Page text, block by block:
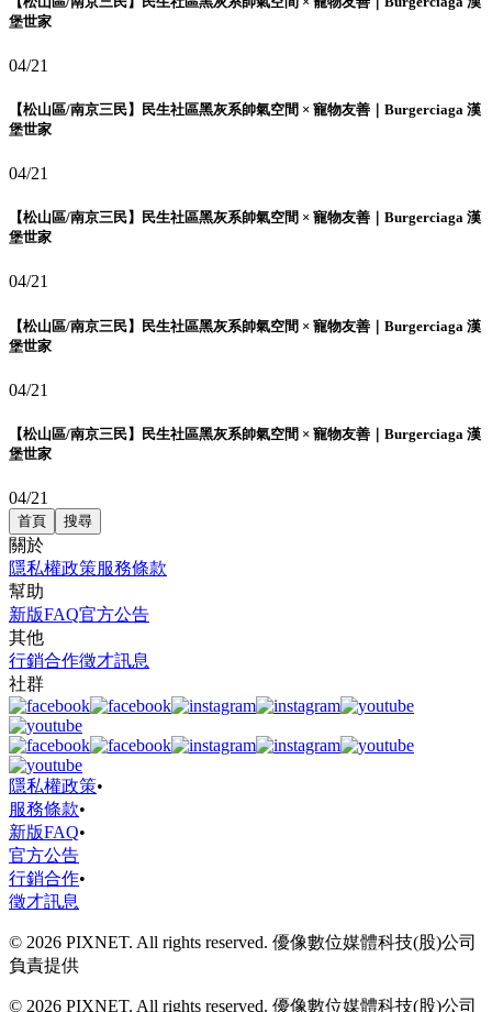
堡世家
04/21
【松山區/南京三民】民生社區黑灰系帥氣空間 × 寵物友善｜Burgerciaga 漢
堡世家
04/21
【松山區/南京三民】民生社區黑灰系帥氣空間 × 寵物友善｜Burgerciaga 漢
堡世家
04/21
【松山區/南京三民】民生社區黑灰系帥氣空間 × 寵物友善｜Burgerciaga 漢
堡世家
04/21
【松山區/南京三民】民生社區黑灰系帥氣空間 × 寵物友善｜Burgerciaga 漢
堡世家
04/21
首頁 搜尋
關於
隱私權政策服務條款
幫助
新版FAQ官方公告
其他
行銷合作徵才訊息
社群
隱私權政策•
服務條款•
新版FAQ•
官方公告
行銷合作•
徵才訊息
© 2026 PIXNET. All rights reserved. 優像數位媒體科技(股)公司
負責提供
© 2026 PIXNET. All rights reserved. 優像數位媒體科技(股)公司